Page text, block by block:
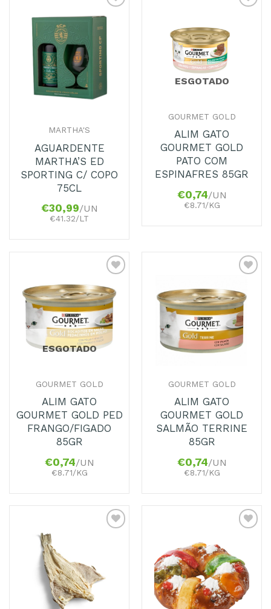
aos
Favoritos
MARTHA'S
AGUARDENTE
MARTHA’S ED
SPORTING C/ COPO
75CL
€30,99/UN
€41.32/LT
Favoritos
ESGOTADO
GOURMET GOLD
ALIM GATO
GOURMET GOLD
PATO COM
ESPINAFRES 85GR
€0,74/UN
€8.71/KG
Adicionar
aos
Favoritos
ESGOTADO
GOURMET GOLD
ALIM GATO
GOURMET GOLD PED
FRANGO/FIGADO
85GR
€0,74/UN
€8.71/KG
Adicionar
aos
Favoritos
GOURMET GOLD
ALIM GATO
GOURMET GOLD
SALMÃO TERRINE
85GR
€0,74/UN
€8.71/KG
aos
Favoritos